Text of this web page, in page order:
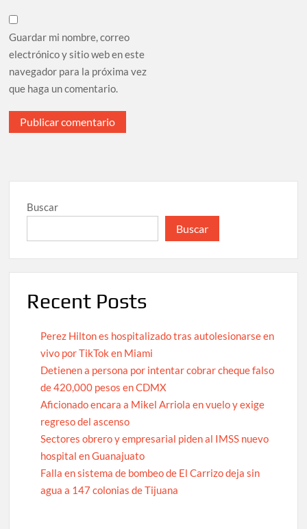
Guardar mi nombre, correo
electrónico y sitio web en este
navegador para la próxima vez
que haga un comentario.
Buscar
Buscar
Recent Posts
Perez Hilton es hospitalizado tras autolesionarse en
vivo por TikTok en Miami
Detienen a persona por intentar cobrar cheque falso
de 420,000 pesos en CDMX
Aficionado encara a Mikel Arriola en vuelo y exige
regreso del ascenso
Sectores obrero y empresarial piden al IMSS nuevo
hospital en Guanajuato
Falla en sistema de bombeo de El Carrizo deja sin
agua a 147 colonias de Tijuana